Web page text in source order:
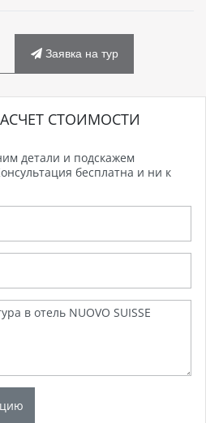
Заявка на тур
СТОИМОСТИ
детали и подскажем
бесплатна и ни к